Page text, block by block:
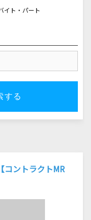
イト・パート
コントラクトMR